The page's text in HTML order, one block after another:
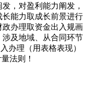
，对盈利能力阐发，
能力取成长前景进行
办理取资金出入规画
及地域、从合同环节
办理（用表格表现）
法则！